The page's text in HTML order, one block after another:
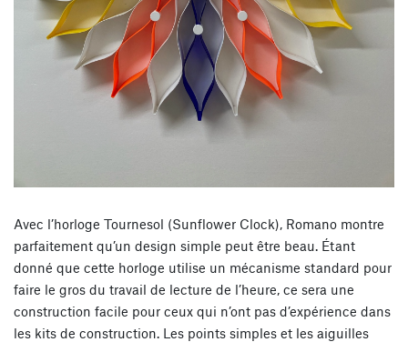
Avec l’horloge Tournesol (Sunflower Clock), Romano montre
parfaitement qu’un design simple peut être beau. Étant
donné que cette horloge utilise un mécanisme standard pour
faire le gros du travail de lecture de l’heure, ce sera une
construction facile pour ceux qui n’ont pas d’expérience dans
les kits de construction. Les points simples et les aiguilles